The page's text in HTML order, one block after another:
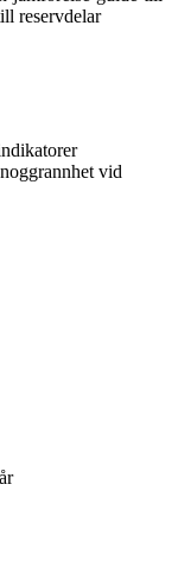
reservdelar
vid